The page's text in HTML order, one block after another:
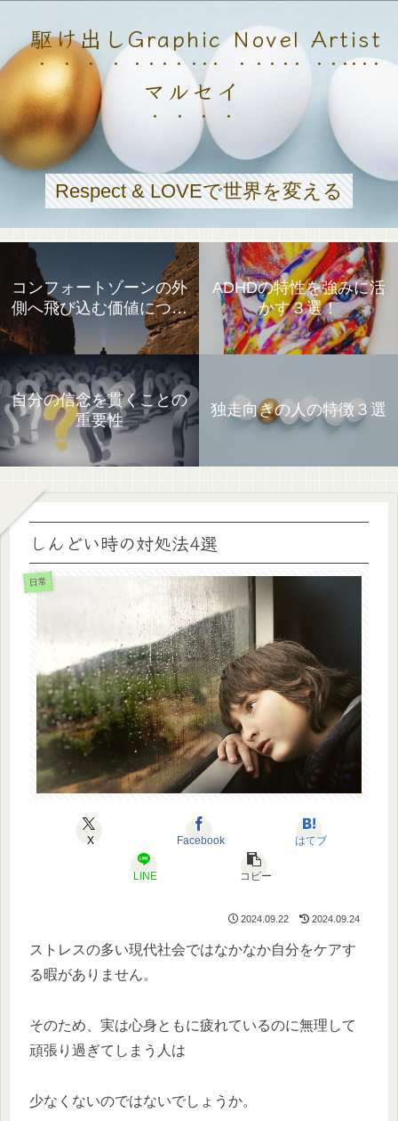
駆け出しGraphic Novel Artist
マルセイ
Respect & LOVEで世界を変える
コンフォートゾーンの外
側へ飛び込む価値につい
ADHDの特性を強みに活
かす３選！
自分の信念を貫くことの
重要性
独走向きの人の特徴３選
しんどい時の対処法4選
日常
X Facebook はてブ
LINE コピー
2024.09.22 2024.09.24
ストレスの多い現代社会ではなかなか自分をケアす
る暇がありません。
そのため、実は心身ともに疲れているのに無理して
頑張り過ぎてしまう人は
少なくないのではないでしょうか。